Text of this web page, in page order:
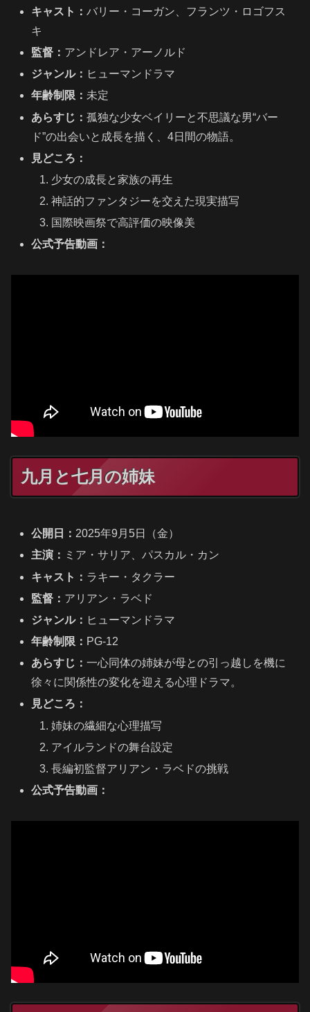
キャスト：バリー・コーガン、フランツ・ロゴフス
キ
監督： アンドレア・アーノルド
ジャンル： ヒューマンドラマ
年齢制限： 未定
あらすじ：孤独な少女ベイリーと不思議な男“バー
ド”の出会いと成長を描く、4日間の物語。
見どころ：
少女の成長と家族の再生
神話的ファンタジーを交えた現実描写
国際映画祭で高評価の映像美
公式予告動画：
九月と七月の姉妹
公開日： 2025年9月5日（金）
主演： ミア・サリア、パスカル・カン
キャスト： ラキー・タクラー
監督： アリアン・ラベド
ジャンル： ヒューマンドラマ
年齢制限： PG-12
あらすじ：一心同体の姉妹が母との引っ越しを機に
徐々に関係性の変化を迎える心理ドラマ。
見どころ：
姉妹の繊細な心理描写
アイルランドの舞台設定
長編初監督アリアン・ラベドの挑戦
公式予告動画：